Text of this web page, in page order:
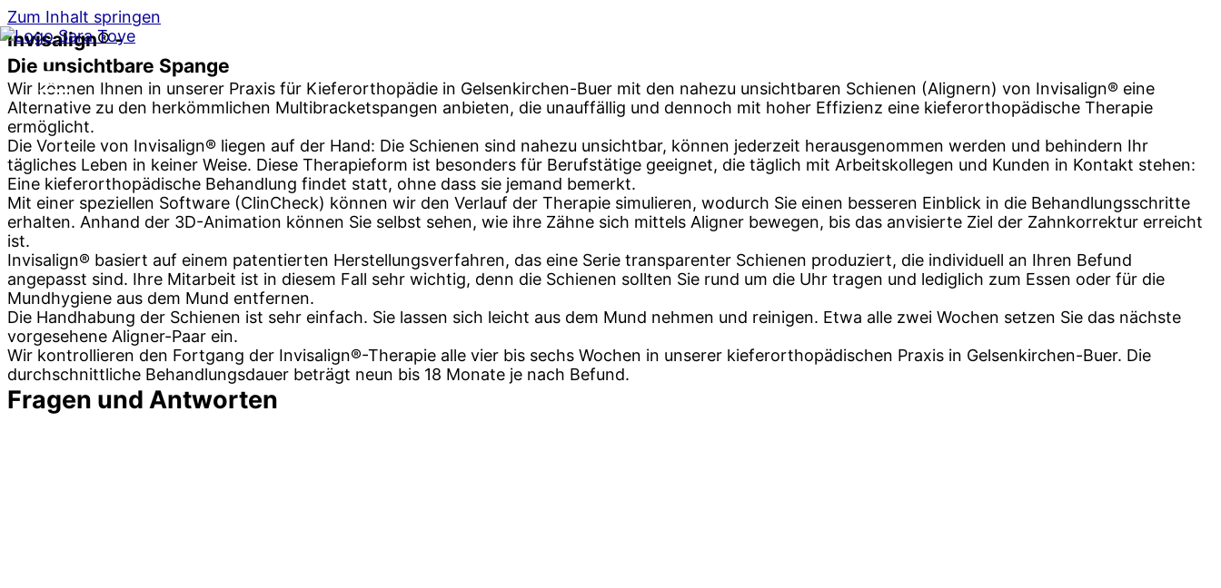
Zum Inhalt springen
Invisalign® -
Die unsichtbare Spange
Wir können Ihnen in unserer Praxis für Kieferorthopädie in Gelsenkirchen-Buer mit den nahezu unsichtbaren Schienen (Alignern) von Invisalign® eine
Alternative zu den herkömmlichen Multibracketspangen anbieten, die unauffällig und dennoch mit hoher Effizienz eine kieferorthopädische Therapie
ermöglicht.
Die Vorteile von Invisalign® liegen auf der Hand: Die Schienen sind nahezu unsichtbar, können jederzeit herausgenommen werden und behindern Ihr
tägliches Leben in keiner Weise. Diese Therapieform ist besonders für Berufstätige geeignet, die täglich mit Arbeitskollegen und Kunden in Kontakt stehen:
Eine kieferorthopädische Behandlung findet statt, ohne dass sie jemand bemerkt.
Mit einer speziellen Software (ClinCheck) können wir den Verlauf der Therapie simulieren, wodurch Sie einen besseren Einblick in die Behandlungsschritte
erhalten. Anhand der 3D-Animation können Sie selbst sehen, wie ihre Zähne sich mittels Aligner bewegen, bis das anvisierte Ziel der Zahnkorrektur erreicht
ist.
Invisalign® basiert auf einem patentierten Herstellungsverfahren, das eine Serie transparenter Schienen produziert, die individuell an Ihren Befund
angepasst sind. Ihre Mitarbeit ist in diesem Fall sehr wichtig, denn die Schienen sollten Sie rund um die Uhr tragen und lediglich zum Essen oder für die
Mundhygiene aus dem Mund entfernen.
Die Handhabung der Schienen ist sehr einfach. Sie lassen sich leicht aus dem Mund nehmen und reinigen. Etwa alle zwei Wochen setzen Sie das nächste
vorgesehene Aligner-Paar ein.
Wir kontrollieren den Fortgang der Invisalign®-Therapie alle vier bis sechs Wochen in unserer kieferorthopädischen Praxis in Gelsenkirchen-Buer. Die
durchschnittliche Behandlungsdauer beträgt neun bis 18 Monate je nach Befund.
Fragen und Antworten